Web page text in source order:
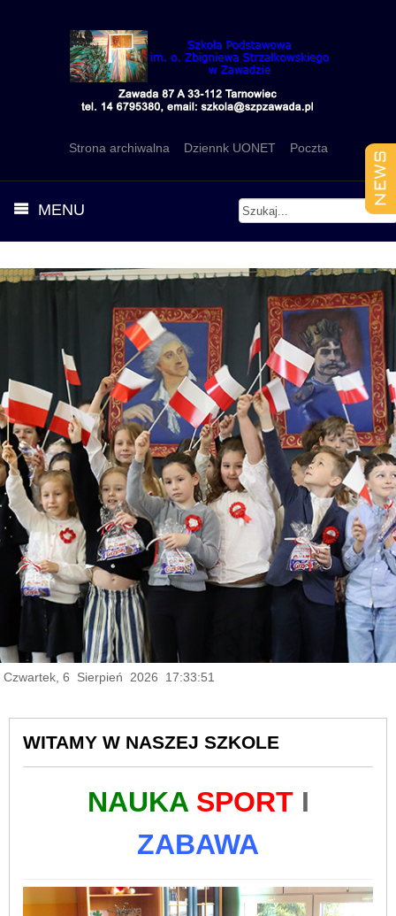
Strona archiwalna Dziennk UONET Poczta
MENU
Czwartek, 6 Sierpień 2026 17:33:52
WITAMY W NASZEJ SZKOLE
NAUKA SPORTI
ZABAWA